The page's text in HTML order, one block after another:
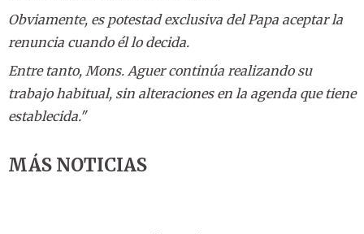
Obviamente, es potestad exclusiva del Papa aceptar la
renuncia cuando él lo decida.
Entre tanto, Mons. Aguer continúa realizando su
trabajo habitual, sin alteraciones en la agenda que tiene
establecida."
MÁS NOTICIAS